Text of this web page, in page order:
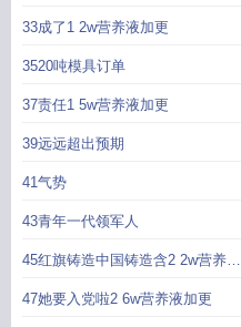
33成了1 2w营养液加更
3520吨模具订单
37责任1 5w营养液加更
39远远超出预期
41气势
43青年一代领军人
45红旗铸造中国铸造含2 2w营养液
加更
47她要入党啦2 6w营养液加更